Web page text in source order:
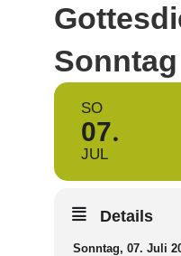
Sonntag
SO
07
JUL
Details
Sonntag, 07. Juli